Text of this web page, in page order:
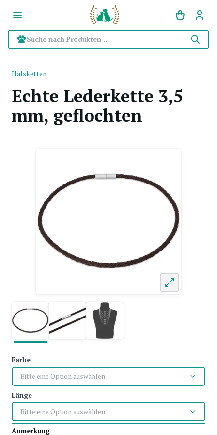
Suche nach Produkten ...
Halsketten
Echte Lederkette 3,5
mm, geflochten
Farbe
Bitte eine Option auswählen
Länge
Bitte eine Option auswählen
Anmerkung